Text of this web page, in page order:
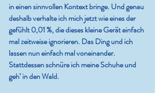
in einen sinnvollen Kontext bringe. Und genau
deshalb verhalte ich mich jetzt wie eines der
gefühlt 0,01 %, die dieses kleine Gerät einfach
mal zeitweise ignorieren. Das Ding und ich
lassen nun einfach mal voneinander.
Stattdessen schnüre ich meine Schuhe und
geh‘ in den Wald.